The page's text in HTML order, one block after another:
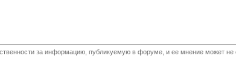
за информацию, публикуемую в форуме, и ее мнение может